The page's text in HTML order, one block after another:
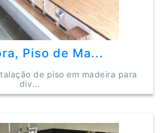
Piso de Ma...
de piso em madeira para
div...